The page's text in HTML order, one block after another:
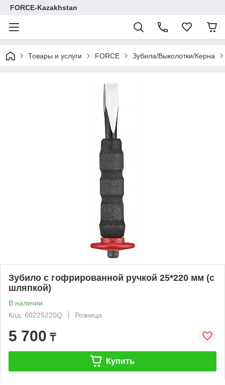
FORCE-Kazakhstan
Товары и услуги FORCE Зубила/Выколотки/Керна
Зубило с гофрированной ручкой 25*220 мм (с
шляпкой)
В наличии
Код: 60225220Q
Розница
5 700 ₸
Купить